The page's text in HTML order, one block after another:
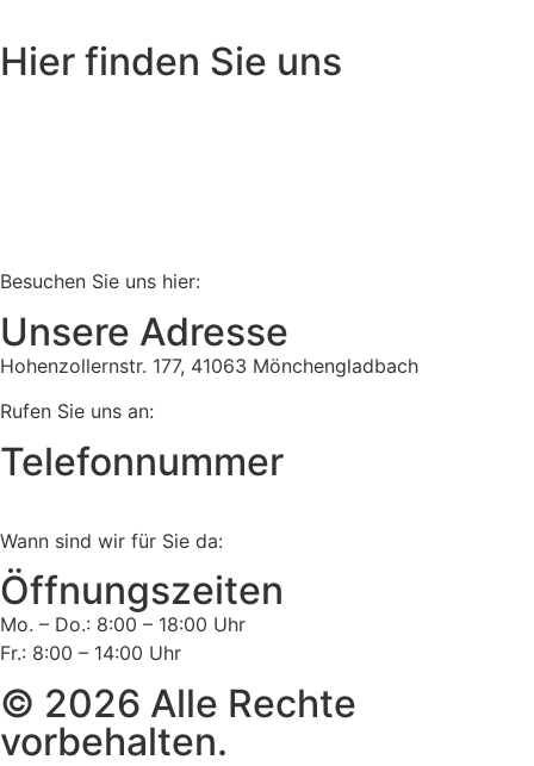
Hier finden Sie uns
Besuchen Sie uns hier:
Unsere Adresse
Hohenzollernstr. 177, 41063 Mönchengladbach
Rufen Sie uns an:
Telefonnummer
Wann sind wir für Sie da:
Öffnungszeiten
Mo. – Do.: 8:00 – 18:00 Uhr
Fr.: 8:00 – 14:00 Uhr
© 2026 Alle Rechte
vorbehalten.